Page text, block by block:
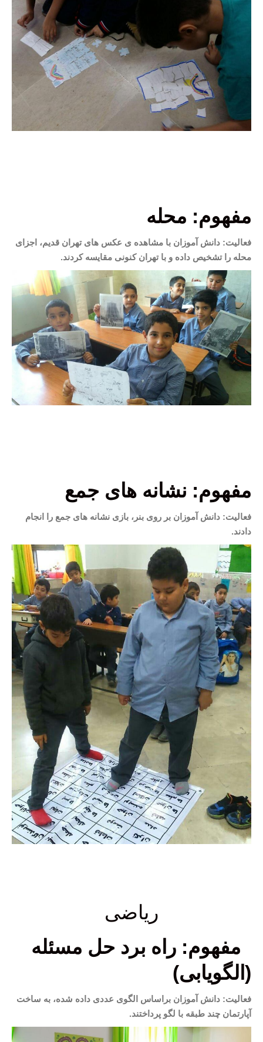
مفهوم: محله
فعالیت: دانش آموزان با مشاهده ی عکس های تهران قدیم، اجزای
محله را تشخیص داده و با تهران کنونی مقایسه کردند.
مفهوم: نشانه های جمع
فعالیت: دانش آموزان بر روی بنر، بازی نشانه های جمع را انجام
دادند.
ریاضی
مفهوم: راه برد حل مسئله
(الگویابی)
فعالیت: دانش آموزان براساس الگوی عددی داده شده، به ساخت
آپارتمان چند طبقه با لگو پرداختند.